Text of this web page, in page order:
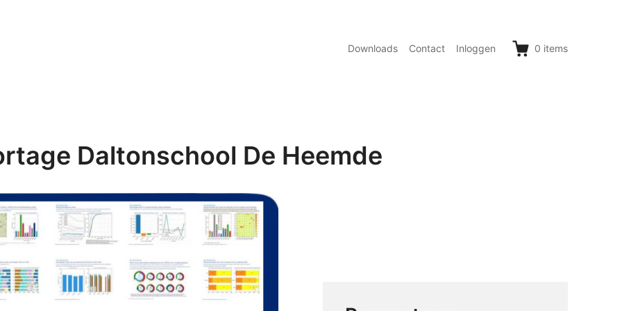
Downloads Contact Inloggen 0 items
Daltonschool De Heemde